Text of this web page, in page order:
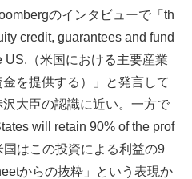
のインタビューで「th
credit, guarantees and fund
US.（米国における主要産業
を提供する）」と発言して
大臣の認識に近い。一方で
will retain 90% of the prof
はこの投資による利益の9
からの抜粋」という表現か